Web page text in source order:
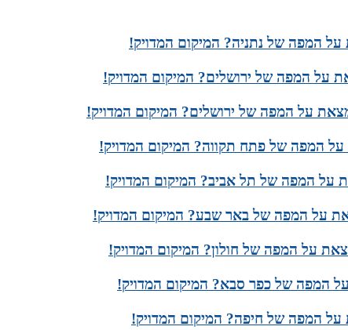
על המפה של נתניה? המיקום המדויק!
על המפה של ירושלים? המיקום המדויק!
על המפה של ירושלים? המיקום המדויק!
המפה של פתח תקווה? המיקום המדויק!
על המפה של תל אביב? המיקום המדויק!
על המפה של באר שבע? המיקום המדויק!
על המפה של חולון? המיקום המדויק!
על המפה של כפר סבא? המיקום המדויק!
על המפה של חיפה? המיקום המדויק!